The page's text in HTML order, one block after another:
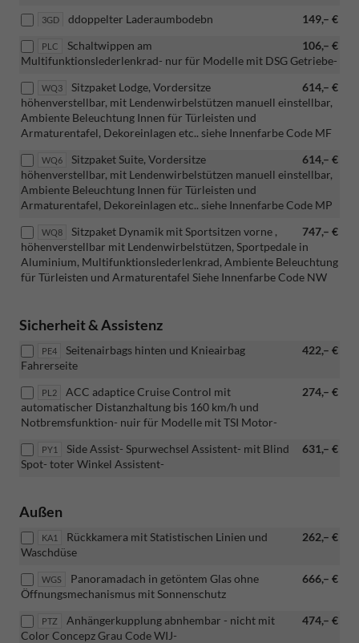
3GD 149,– €
ddoppelter Laderaumbodebn
PLC 106,– €
Schaltwippen am
Multifunktionslederlenkrad- nur für Modelle mit DSG Getriebe-
WQ3 614,– €
Sitzpaket Lodge, Vordersitze
höhenverstellbar, mit Lendenwirbelstützen manuell einstellbar,
Ambiente Beleuchtung Innen für Türleisten und
Armaturentafel, Dekoreinlagen etc.. siehe Innenfarbe Code MF
WQ6 614,– €
Sitzpaket Suite, Vordersitze
höhenverstellbar, mit Lendenwirbelstützen manuell einstellbar,
Ambiente Beleuchtung Innen für Türleisten und
Armaturentafel, Dekoreinlagen etc.. siehe Innenfarbe Code MP
WQ8 747,– €
Sitzpaket Dynamik mit Sportsitzen vorne ,
höhenverstellbar mit Lendenwirbelstützen, Sportpedale in
Aluminium, Multifunktionslederlenkrad, Ambiente Beleuchtung
für Türleisten und Armaturentafel Siehe Innenfarbe Code NW
Sicherheit & Assistenz
PE4 422,– €
Seitenairbags hinten und Knieairbag
Fahrerseite
PL2 274,– €
ACC adaptice Cruise Control mit
automatischer Distanzhaltung bis 160 km/h und
Notbremsfunktion- nuir für Modelle mit TSI Motor-
PY1 631,– €
Side Assist- Spurwechsel Assistent- mit Blind
Spot- toter Winkel Assistent-
Außen
KA1 262,– €
Rückkamera mit Statistischen Linien und
Waschdüse
WGS 666,– €
Panoramadach in getöntem Glas ohne
Öffnungsmechanismus mit Sonnenschutz
PTZ 474,– €
Anhängerkupplung abnhembar - nicht mit
Color Concepz Grau Code WIJ-